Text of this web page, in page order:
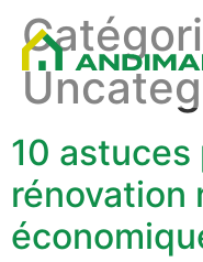
10 astuces
rénovation